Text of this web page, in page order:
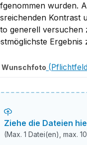
wurden.
Kontrast
generell versuchen
Ergebnis
Wunschfoto
Ziehe die Dateien
(Max. 1 Datei(en), max.